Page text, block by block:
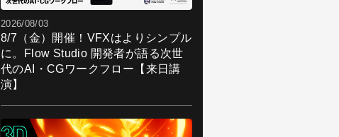
2026/08/03
8/7（金）開催！VFXはよりシンプル
に。Flow Studio 開発者が語る次世
代のAI・CGワークフロー【来日講
演】